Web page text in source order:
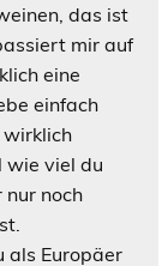
das ist
mir auf
eine
einfach
wirklich
wie viel du
noch
als Europäer